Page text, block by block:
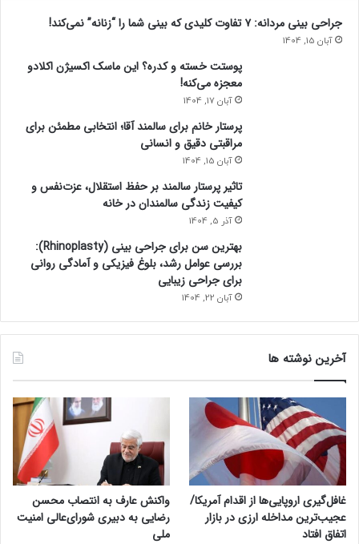
جراحی بینی مردانه: ۷ تفاوت کلیدی که بینی شما را “زنانه” نمی‌کند!
آبان 15, 1404
پوستت خسته و کدره؟ این ماسک اکسیژن اکلادو
معجزه می‌کنه!
آبان 17, 1404
پرستار خانم برای سالمند آقا؛ انتخابی مطمئن برای
مراقبتی دقیق و انسانی
آبان 15, 1404
تاثیر پرستار سالمند بر حفظ استقلال، عزت‌نفس و
کیفیت زندگی سالمندان در خانه
آذر 5, 1404
بهترین سن برای جراحی بینی (Rhinoplasty):
بررسی عوامل رشد، بلوغ فیزیکی و آمادگی روانی
برای جراحی زیبایی
آبان 22, 1404
آخرین نوشته ها
غافل‌گیری اروپایی‌ها از اقدام آمریکا/
عجیب‌ترین مداخله ارزی در بازار
اتفاق افتاد
واکنش عارف به انتصاب محسن
رضایی به دبیری شورای‌عالی امنیت
ملی